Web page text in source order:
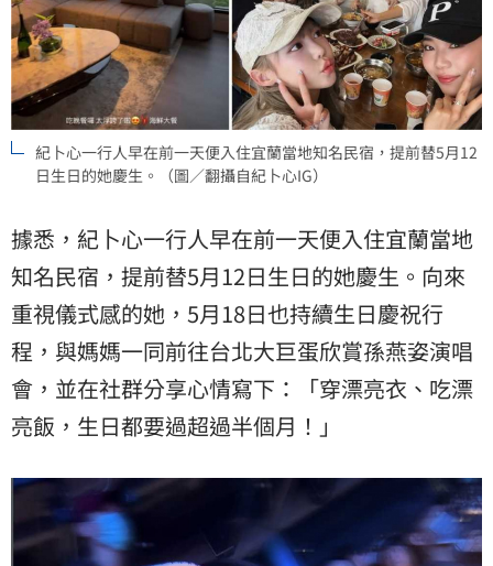
紀卜心一行人早在前一天便入住宜蘭當地知名民宿，提前替5月12
日生日的她慶生。（圖／翻攝自紀卜心IG）
據悉，紀卜心一行人早在前一天便入住宜蘭當地
知名民宿，提前替5月12日生日的她慶生。向來
重視儀式感的她，5月18日也持續生日慶祝行
程，與媽媽一同前往台北大巨蛋欣賞孫燕姿演唱
會，並在社群分享心情寫下：「穿漂亮衣、吃漂
亮飯，生日都要過超過半個月！」